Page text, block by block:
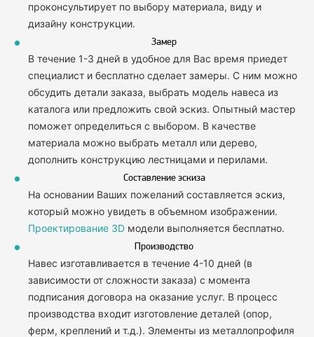
проконсультирует по выбору материала, виду и
дизайну конструкции.
Замер
В течение 1-3 дней в удобное для Вас время приедет
специалист и бесплатно сделает замеры. С ним можно
обсудить детали заказа, выбрать модель навеса из
каталога или предложить свой эскиз. Опытный мастер
поможет определиться с выбором. В качестве
материала можно выбрать металл или дерево,
дополнить конструкцию лестницами и перилами.
Составление эскиза
На основании Ваших пожеланий составляется эскиз,
который можно увидеть в объемном изображении.
Проектирование 3D модели выполняется бесплатно.
Производство
Навес изготавливается в течение 4-10 дней (в
зависимости от сложности заказа) с момента
подписания договора на оказание услуг. В процесс
производства входит изготовление деталей (опор,
ферм, креплений и т.д.). Элементы из металлопрофиля